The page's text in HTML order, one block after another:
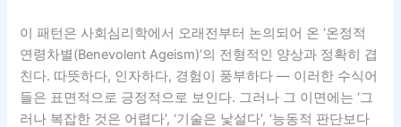
이 패턴은 사회심리학에서 오래전부터 논의되어 온 ‘온정적
연령차별(Benevolent Ageism)’의 전형적인 양상과 정확히 겹
친다. 따뜻하다, 인자하다, 경험이 풍부하다 — 이러한 수식어
들은 표면적으로 긍정적으로 보인다. 그러나 그 이면에는 ‘그
러나 복잡한 것은 어렵다’, ‘기술은 낯설다’, ‘능동적 판단보다